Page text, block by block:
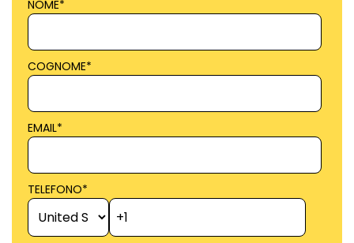
NOME*
COGNOME*
EMAIL*
TELEFONO*